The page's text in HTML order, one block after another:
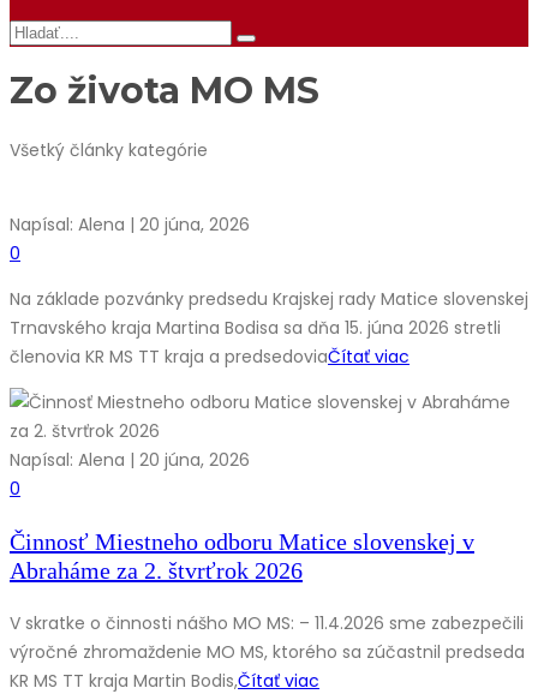
Zo života MO MS
Všetký články kategórie
Napísal: Alena | 20 júna, 2026
0
Na základe pozvánky predsedu Krajskej rady Matice slovenskej
Trnavského kraja Martina Bodisa sa dňa 15. júna 2026 stretli
členovia KR MS TT kraja a predsedoviaČítať viac
Napísal: Alena | 20 júna, 2026
0
Činnosť Miestneho odboru Matice slovenskej v
Abraháme za 2. štvrťrok 2026
V skratke o činnosti nášho MO MS: – 11.4.2026 sme zabezpečili
výročné zhromaždenie MO MS, ktorého sa zúčastnil predseda
KR MS TT kraja Martin Bodis,Čítať viac